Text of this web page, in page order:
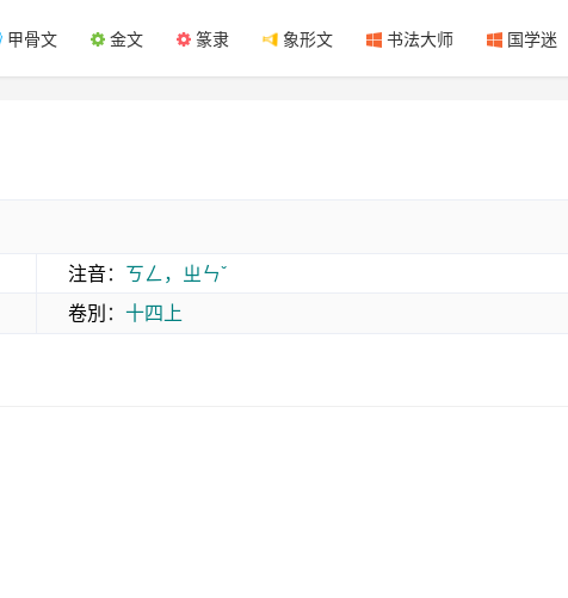
甲骨文 金文 篆隶 象形文 书法大师 国学迷
注音： ㄎㄥ，ㄓㄣˇ
卷別： 十四上